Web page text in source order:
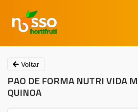
Voltar
PAO DE FORMA NUTRI VIDA
QUINOA